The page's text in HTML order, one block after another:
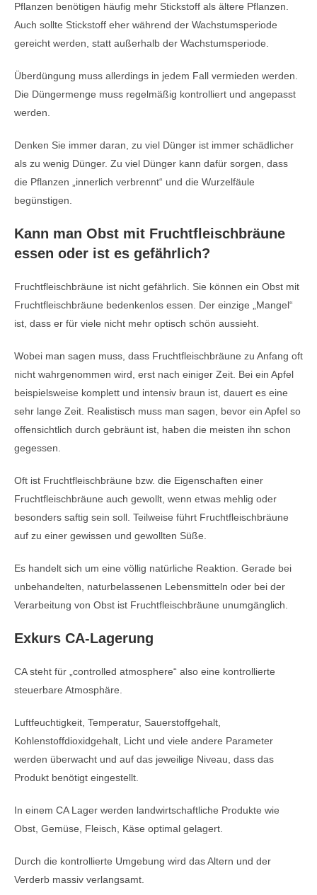
Pflanzen benötigen häufig mehr Stickstoff als ältere Pflanzen.
Auch sollte Stickstoff eher während der Wachstumsperiode
gereicht werden, statt außerhalb der Wachstumsperiode.
Überdüngung muss allerdings in jedem Fall vermieden werden.
Die Düngermenge muss regelmäßig kontrolliert und angepasst
werden.
Denken Sie immer daran, zu viel Dünger ist immer schädlicher
als zu wenig Dünger. Zu viel Dünger kann dafür sorgen, dass
die Pflanzen „innerlich verbrennt“ und die Wurzelfäule
begünstigen.
Kann man Obst mit Fruchtfleischbräune
essen oder ist es gefährlich?
Fruchtfleischbräune ist nicht gefährlich. Sie können ein Obst mit
Fruchtfleischbräune bedenkenlos essen. Der einzige „Mangel“
ist, dass er für viele nicht mehr optisch schön aussieht.
Wobei man sagen muss, dass Fruchtfleischbräune zu Anfang oft
nicht wahrgenommen wird, erst nach einiger Zeit. Bei ein Apfel
beispielsweise komplett und intensiv braun ist, dauert es eine
sehr lange Zeit. Realistisch muss man sagen, bevor ein Apfel so
offensichtlich durch gebräunt ist, haben die meisten ihn schon
gegessen.
Oft ist Fruchtfleischbräune bzw. die Eigenschaften einer
Fruchtfleischbräune auch gewollt, wenn etwas mehlig oder
besonders saftig sein soll. Teilweise führt Fruchtfleischbräune
auf zu einer gewissen und gewollten Süße.
Es handelt sich um eine völlig natürliche Reaktion. Gerade bei
unbehandelten, naturbelassenen Lebensmitteln oder bei der
Verarbeitung von Obst ist Fruchtfleischbräune unumgänglich.
Exkurs CA-Lagerung
CA steht für „controlled atmosphere“ also eine kontrollierte
steuerbare Atmosphäre.
Luftfeuchtigkeit, Temperatur, Sauerstoffgehalt,
Kohlenstoffdioxidgehalt, Licht und viele andere Parameter
werden überwacht und auf das jeweilige Niveau, dass das
Produkt benötigt eingestellt.
In einem CA Lager werden landwirtschaftliche Produkte wie
Obst, Gemüse, Fleisch, Käse optimal gelagert.
Durch die kontrollierte Umgebung wird das Altern und der
Verderb massiv verlangsamt.